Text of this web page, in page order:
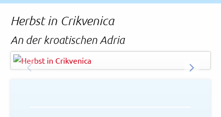
Herbst in Crikvenica
An der kroatischen Adria
xbrchx - Fotolia
© Easy-BUS
Rechtliches und AGB
Reiseversicherung